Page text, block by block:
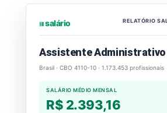
⏐⏐⏐ salário RELATÓRIO
Assistente Administrativo
Brasil · CBO 4110-10 · 1.173.453 profissionais
SALÁRIO MÉDIO MENSAL
R$ 2.393,16